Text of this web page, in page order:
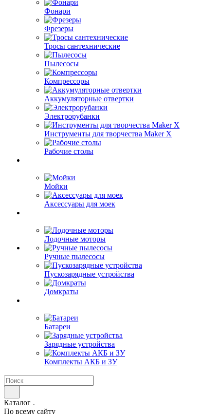
Фонари
Фрезеры
Тросы сантехнические
Пылесосы
Компрессоры
Аккумуляторные отвертки
Электрорубанки
Инструменты для творчества Maker X
Рабочие столы
Мойки
Аксессуары для моек
Лодочные моторы
Ручные пылесосы
Пускозарядные устройства
Домкраты
Батареи
Зарядные устройства
Комплекты АКБ и ЗУ
Каталог
По всему сайту